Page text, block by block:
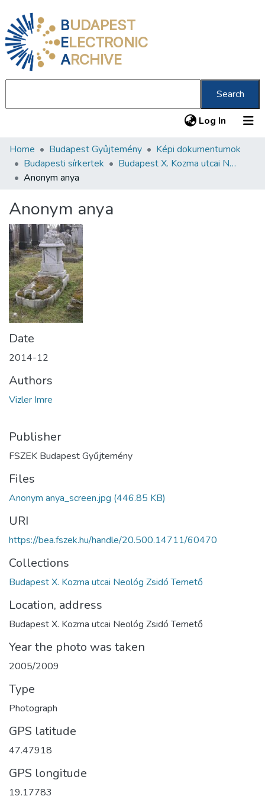
BUDAPEST
ELECTRONIC
ARCHIVE
Search
Log In (current)
Communities & Collections
All of DSpace
About us
Home Budapest Gyűjtemény
Képi dokumentumok
Budapesti sírkertek
Budapest X. Kozma utcai Neológ Zsidó Temető
Anonym anya
Anonym anya
Date
2014-12
Authors
Vizler Imre
Publisher
FSZEK Budapest Gyűjtemény
Files
Anonym anya_screen.jpg (446.85 KB)
URI
https://bea.fszek.hu/handle/20.500.14711/60470
Collections
Budapest X. Kozma utcai Neológ Zsidó Temető
Location, address
Budapest X. Kozma utcai Neológ Zsidó Temető
Year the photo was taken
2005/2009
Type
Photograph
GPS latitude
47.47918
GPS longitude
19.17783